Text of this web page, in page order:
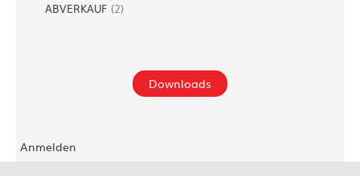
ABVERKAUF (2)
Downloads
Anmelden